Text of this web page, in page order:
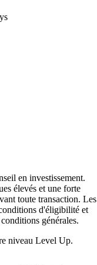
en investissement.
élevés et une forte
toute transaction. Les
d'éligibilité et
générales.
niveau Level Up.